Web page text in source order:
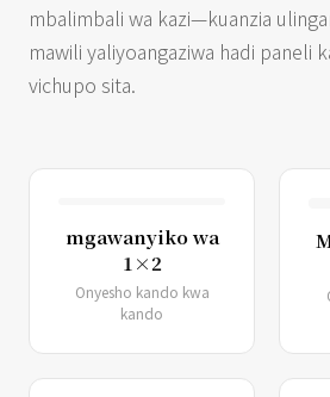
mbalimbali wa kazi—kuanzia
mawili yaliyoangaziwa hadi paneli
vichupo sita.
mgawanyiko wa
1×2
Onyesho kando kwa
kando